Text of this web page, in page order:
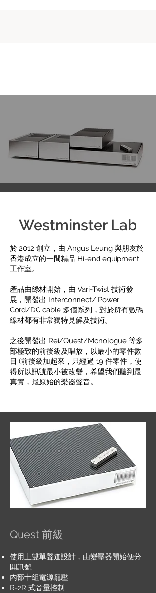
Westminster Lab
於 2012 創立，由 Angus Leung 與朋友於
香港成立的一間精品 Hi-end equipment
工作室。
產品由綠材開始，由 Vari-Twist 技術發
展，開發出 Interconnect/ Power
Cord/DC cable 多個系列，對於所有數碼
線材都有非常獨特見解及技術。
之後開發出 Rei/Quest/Monologue 等多
部極致的前後級及唱放，以最小的零件數
目 (前後級加起來，只經過 19 件零件，使
得所以訊號最小被改變，希望我們聽到最
真實，最原始的樂器聲音。
Quest 前級
使用上雙單聲道設計，由變壓器開始便分
開訊號
內部十組電源籠壓
R-2R 式音量控制